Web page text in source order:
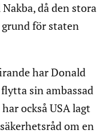
då den stora
för staten
har Donald
sin ambassad
också USA lagt
om en